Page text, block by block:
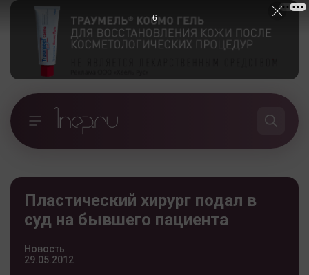
Пластический хирург подал в
суд на бывшего пациента
Новость
29.05.2012
5